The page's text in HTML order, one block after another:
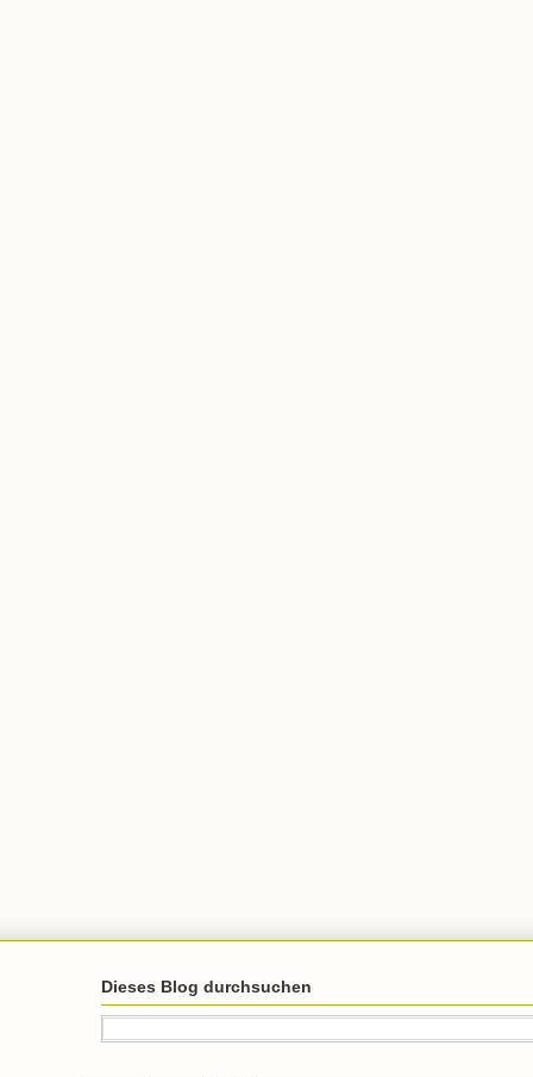
Dieses Blog durchsuchen